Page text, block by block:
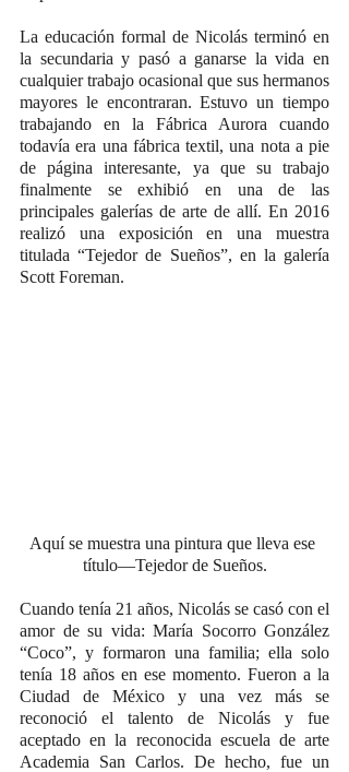
La educación formal de Nicolás terminó en
la secundaria y pasó a ganarse la vida en
cualquier trabajo ocasional que sus hermanos
mayores le encontraran. Estuvo un tiempo
trabajando en la Fábrica Aurora cuando
todavía era una fábrica textil, una nota a pie
de página interesante, ya que su trabajo
finalmente se exhibió en una de las
principales galerías de arte de allí. En 2016
realizó una exposición en una muestra
titulada “Tejedor de Sueños”, en la galería
Scott Foreman.
Aquí se muestra una pintura que lleva ese
título—Tejedor de Sueños.
Cuando tenía 21 años, Nicolás se casó con el
amor de su vida: María Socorro González
“Coco”, y formaron una familia; ella solo
tenía 18 años en ese momento. Fueron a la
Ciudad de México y una vez más se
reconoció el talento de Nicolás y fue
aceptado en la reconocida escuela de arte
Academia San Carlos. De hecho, fue un